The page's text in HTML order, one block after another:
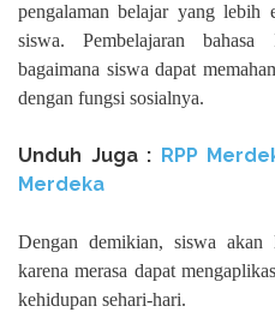
pengalaman belajar yang lebih
siswa. Pembelajaran
bagaimana siswa dapat
dengan fungsi sosialnya.
Unduh Juga : RPP
Merdeka
Dengan demikian, siswa
karena merasa dapat
kehidupan sehari-hari.